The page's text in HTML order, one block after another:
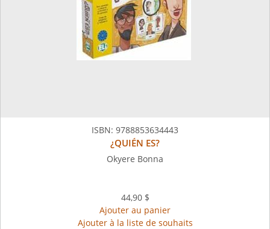
ISBN: 9788853634443
¿QUIÉN ES?
Okyere Bonna
44,90 $
Ajouter au panier
Ajouter à la liste de souhaits